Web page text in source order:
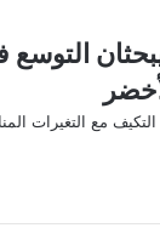
يبحثان
مع التغيرات